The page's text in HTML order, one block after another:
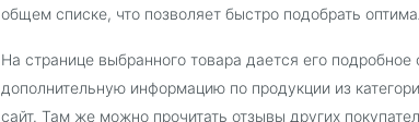
общем списке, что позволяет быстро подобрать
На странице выбранного товара дается его
дополнительную информацию по продукции из
сайт. Там же можно прочитать отзывы других